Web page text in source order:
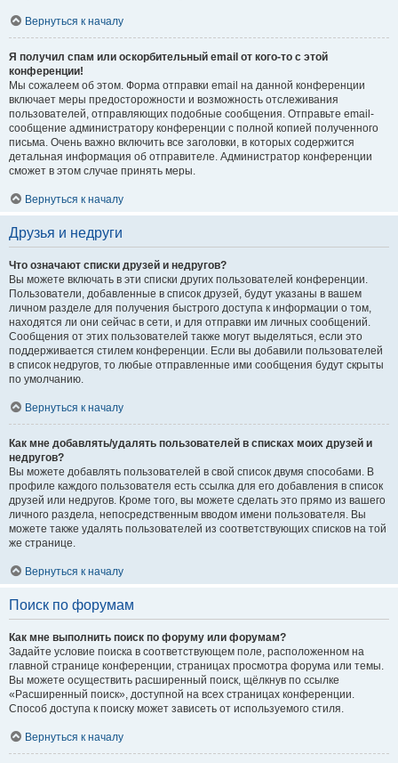
Вернуться к началу
Я получил спам или оскорбительный email от кого-то с этой
конференции!
Мы сожалеем об этом. Форма отправки email на данной конференции
включает меры предосторожности и возможность отслеживания
пользователей, отправляющих подобные сообщения. Отправьте email-
сообщение администратору конференции с полной копией полученного
письма. Очень важно включить все заголовки, в которых содержится
детальная информация об отправителе. Администратор конференции
сможет в этом случае принять меры.
Вернуться к началу
Друзья и недруги
Что означают списки друзей и недругов?
Вы можете включать в эти списки других пользователей конференции.
Пользователи, добавленные в список друзей, будут указаны в вашем
личном разделе для получения быстрого доступа к информации о том,
находятся ли они сейчас в сети, и для отправки им личных сообщений.
Сообщения от этих пользователей также могут выделяться, если это
поддерживается стилем конференции. Если вы добавили пользователей
в список недругов, то любые отправленные ими сообщения будут скрыты
по умолчанию.
Вернуться к началу
Как мне добавлять/удалять пользователей в списках моих друзей и
недругов?
Вы можете добавлять пользователей в свой список двумя способами. В
профиле каждого пользователя есть ссылка для его добавления в список
друзей или недругов. Кроме того, вы можете сделать это прямо из вашего
личного раздела, непосредственным вводом имени пользователя. Вы
можете также удалять пользователей из соответствующих списков на той
же странице.
Вернуться к началу
Поиск по форумам
Как мне выполнить поиск по форуму или форумам?
Задайте условие поиска в соответствующем поле, расположенном на
главной странице конференции, страницах просмотра форума или темы.
Вы можете осуществить расширенный поиск, щёлкнув по ссылке
«Расширенный поиск», доступной на всех страницах конференции.
Способ доступа к поиску может зависеть от используемого стиля.
Вернуться к началу